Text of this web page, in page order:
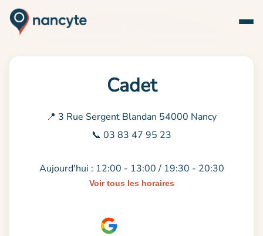
Cadet
📍 3 Rue Sergent Blandan 54000 Nancy
📞 03 83 47 95 23
Aujourd'hui : 12:00 - 13:00 / 19:30 - 20:30
Voir tous les horaires